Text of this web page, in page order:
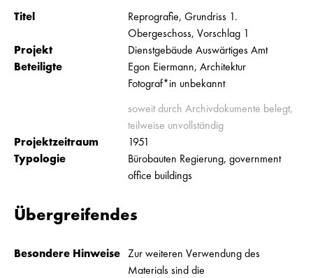
Titel
Reprografie, Grundriss 1.
Obergeschoss, Vorschlag 1
Projekt
Dienstgebäude Auswärtiges Amt
Beteiligte
Egon Eiermann, Architektur
Fotograf*in unbekannt
soweit durch Archivdokumente belegt,
teilweise unvollständig
Projektzeitraum
1951
Typologie
Bürobauten Regierung, government
office buildings
Übergreifendes
Besondere Hinweise Zur weiteren Verwendung des
Materials sind die